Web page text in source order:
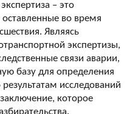
– это
во время
Являясь
экспертизы,
связи аварии,
базу для определения
исследований
которое